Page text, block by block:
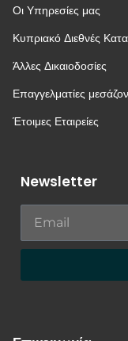
Οι Υπηρεσίες μας
Κυπριακό Διεθνές
Άλλες Δικαιοδοσίες
Επαγγελματίες
Έτοιμες Εταιρείες
Newsletter